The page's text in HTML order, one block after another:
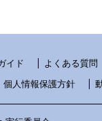
イド よくある質問
個人情報保護方針